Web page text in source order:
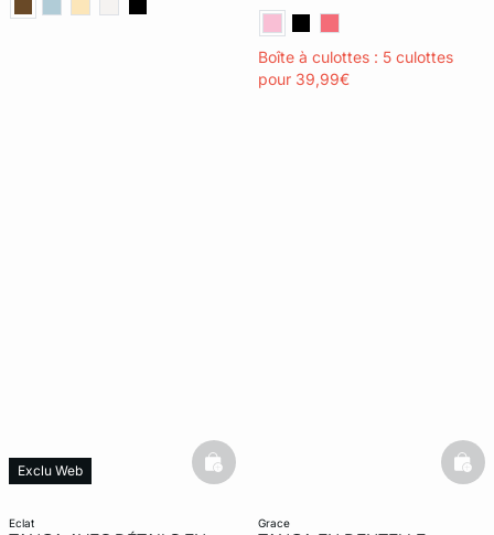
Boîte à culottes : 5 culottes
pour 39,99€
eclat
Exclu Web basketfull
grace